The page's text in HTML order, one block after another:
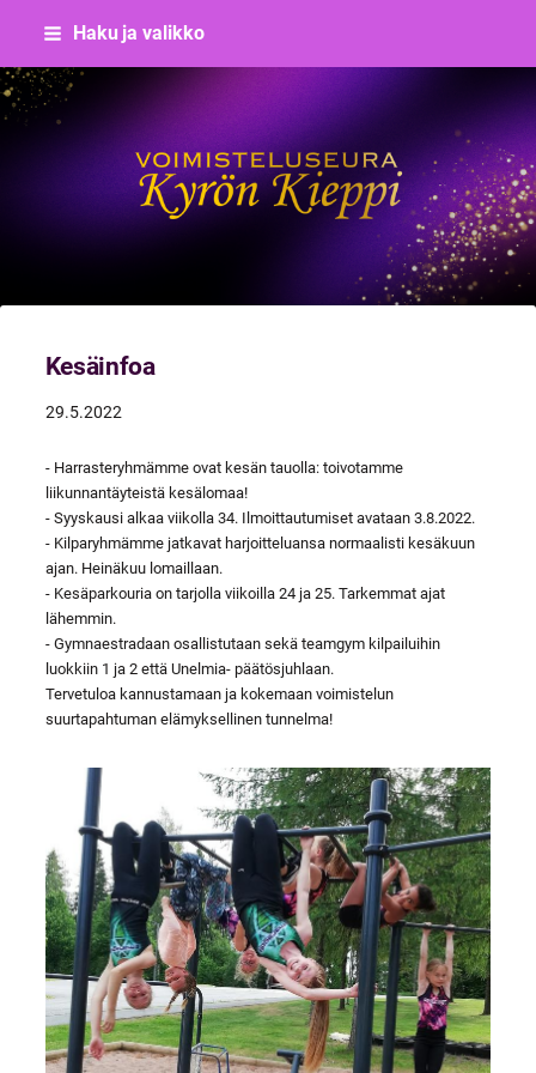
Siirry
sisältöön
Haku ja valikko
Voimisteluseura Kyrön Kieppi
Kesäinfoa
29.5.2022
- Harrasteryhmämme ovat kesän tauolla: toivotamme
liikunnantäyteistä kesälomaa!
- Syyskausi alkaa viikolla 34. Ilmoittautumiset avataan 3.8.2022.
- Kilparyhmämme jatkavat harjoitteluansa normaalisti kesäkuun
ajan. Heinäkuu lomaillaan.
- Kesäparkouria on tarjolla viikoilla 24 ja 25. Tarkemmat ajat
lähemmin.
- Gymnaestradaan osallistutaan sekä teamgym kilpailuihin
luokkiin 1 ja 2 että Unelmia- päätösjuhlaan.
Tervetuloa kannustamaan ja kokemaan voimistelun
suurtapahtuman elämyksellinen tunnelma!